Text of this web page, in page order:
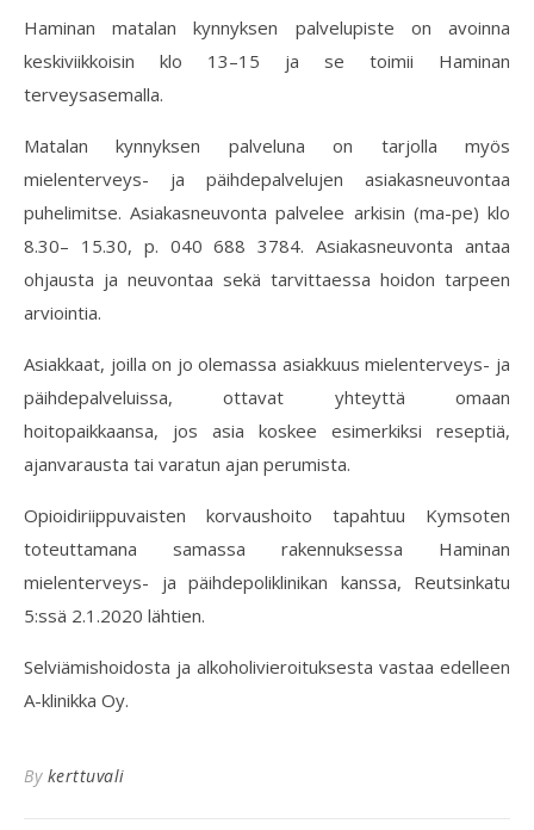
Haminan matalan kynnyksen palvelupiste on avoinna
keskiviikkoisin klo 13–15 ja se toimii Haminan
terveysasemalla.
Matalan kynnyksen palveluna on tarjolla myös
mielenterveys- ja päihdepalvelujen asiakasneuvontaa
puhelimitse. Asiakasneuvonta palvelee arkisin (ma-pe) klo
8.30– 15.30, p. 040 688 3784. Asiakasneuvonta antaa
ohjausta ja neuvontaa sekä tarvittaessa hoidon tarpeen
arviointia.
Asiakkaat, joilla on jo olemassa asiakkuus mielenterveys- ja
päihdepalveluissa, ottavat yhteyttä omaan
hoitopaikkaansa, jos asia koskee esimerkiksi reseptiä,
ajanvarausta tai varatun ajan perumista.
Opioidiriippuvaisten korvaushoito tapahtuu Kymsoten
toteuttamana samassa rakennuksessa Haminan
mielenterveys- ja päihdepoliklinikan kanssa, Reutsinkatu
5:ssä 2.1.2020 lähtien.
Selviämishoidosta ja alkoholivieroituksesta vastaa edelleen
A-klinikka Oy.
By kerttuvali